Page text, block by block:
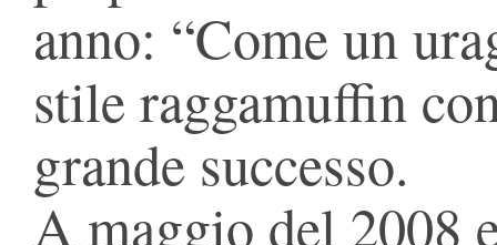
anno: “Come un
stile raggamuffin
grande successo.
A maggio del 2008